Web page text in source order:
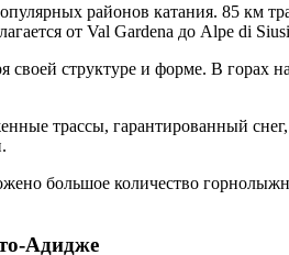
районов катания. 85 км
от Val Gardena до Alpe di
структуре и форме. В горах
трассы, гарантированный
большое количество
Адидже